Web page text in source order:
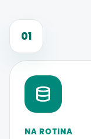
01
NA ROTINA